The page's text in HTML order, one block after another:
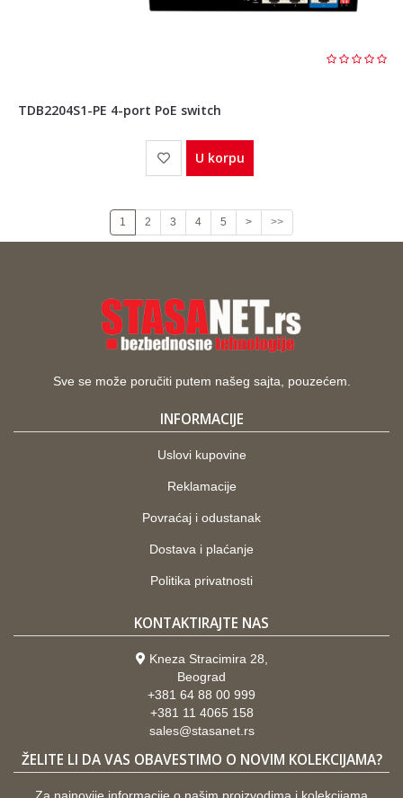
TDB2204S1-PE 4-port PoE switch
U korpu
1 2 3 4 5 > >>
Sve se može poručiti putem našeg sajta, pouzećem.
INFORMACIJE
Uslovi kupovine
Reklamacije
Povraćaj i odustanak
Dostava i plaćanje
Politika privatnosti
KONTAKTIRAJTE NAS
Kneza Stracimira 28,
Beograd
+381 64 88 00 999
+381 11 4065 158
sales@stasanet.rs
ŽELITE LI DA VAS OBAVESTIMO O NOVIM KOLEKCIJAMA?